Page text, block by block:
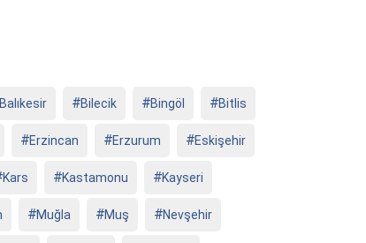
Balıkesir Bilecik Bingöl Bitlis
Erzincan Erzurum Eskişehir
Kars Kastamonu Kayseri
Muğla Muş Nevşehir